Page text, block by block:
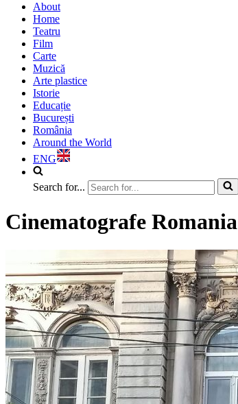
About
Home
Teatru
Film
Carte
Muzică
Arte plastice
Istorie
Educație
București
România
Around the World
ENG
Search for...
Cinematografe Romania